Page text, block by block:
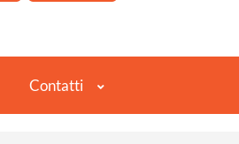
Contatti